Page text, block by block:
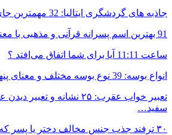
جاذبه های گردشگری ایتالیا: 32 مهمترین جای دیدنی ونیز، رم،…
91 بهترین اسم پسرانه قرآنی و مذهبی با معنی و منبع
ساعت 11:11 آیا برای شما اتفاق می‌افتد ؟
انواع بوسه: 39 نوع بوسه مختلف و معنای پنهان آن ها
تعبیر خواب عقرب: ۲۵ نشانه و
سفید…
۳۰ ترفند جذب جنس مخالف دختر یا پسر که فورا و شدیدا جواب…